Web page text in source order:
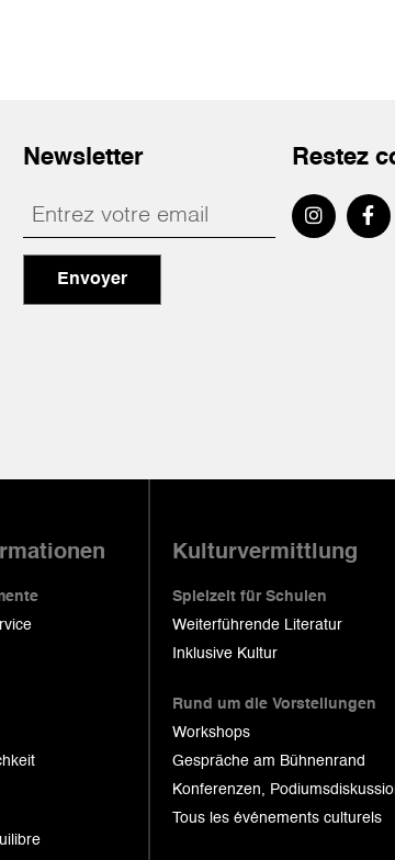
Newsletter
Envoyer
Restez
Kulturvermittlung
Spielzeit für Schulen
Weiterführende Literatur
Inklusive Kultur
Rund um die Vorstellungen
Workshops
Gespräche am Bühnenrand
Konferenzen,
Tous les événements culturels